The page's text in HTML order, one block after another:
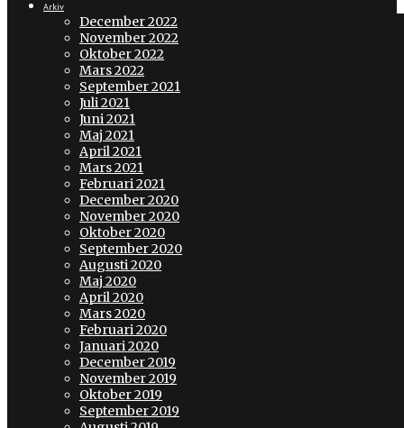
Arkiv
December 2022
November 2022
Oktober 2022
Mars 2022
September 2021
Juli 2021
Juni 2021
Maj 2021
April 2021
Mars 2021
Februari 2021
December 2020
November 2020
Oktober 2020
September 2020
Augusti 2020
Maj 2020
April 2020
Mars 2020
Februari 2020
Januari 2020
December 2019
November 2019
Oktober 2019
September 2019